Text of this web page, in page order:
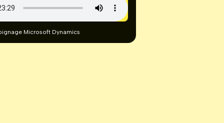
Microsoft Dynamics